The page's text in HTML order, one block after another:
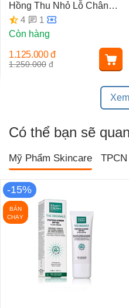
Hồng Thu Nhỏ Lỗ Chân
Lông
4
1
Còn hàng
1.250.000 đ
1.125.000 đ
Có thể bạn sẽ
Mỹ Phẩm Skincare
-15%
BÁN
CHẠY